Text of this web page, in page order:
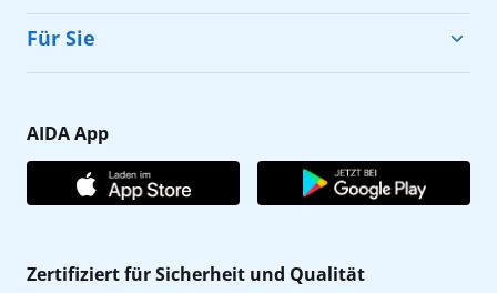
Cruise & Help
Karriere
Affiliateprogramm
Verhaltens- & Ethikkodex
Für Sie
Gästefragebogen
AIDA Club
AIDA App
Zertifiziert für Sicherheit und Qualität